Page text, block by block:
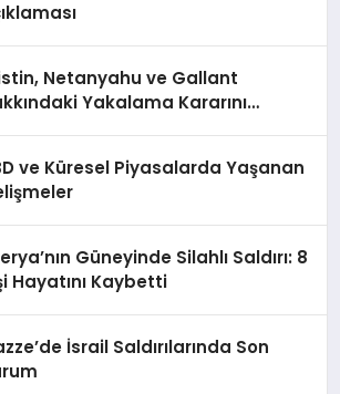
Netanyahu ve Gallant
Yakalama Kararını
ve Küresel Piyasalarda Yaşanan
Güneyinde Silahlı Saldırı: 8
Hayatını Kaybetti
İsrail Saldırılarında Son